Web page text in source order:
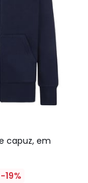
capuz, em
-19%